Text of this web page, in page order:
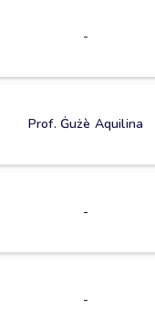
-
Prof. Ġużè Aquilina
-
-